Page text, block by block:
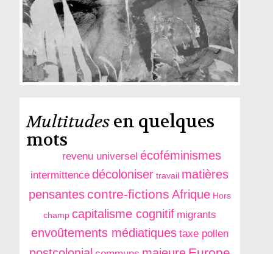
Multitudesen quelques
mots
revenu universel écoféminismes
intermittence décoloniser travail matières
pensantes contre-fictions Afrique Hors
champ capitalisme cognitif migrants
envoûtements médiatiques taxe pollen